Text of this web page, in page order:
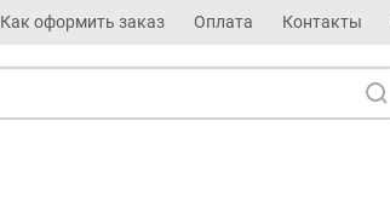
Как оформить заказ Оплата Контакты